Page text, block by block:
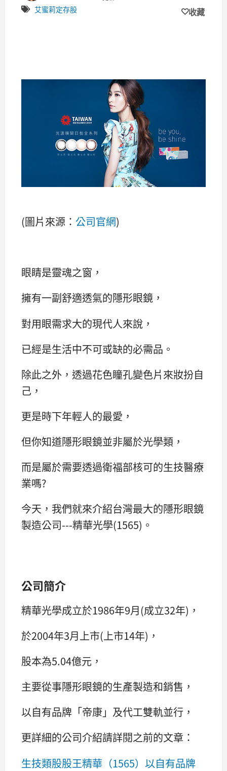
艾蜜莉定存股 收藏
(圖片來源： 公司官網)
眼睛是靈魂之窗，
擁有一副舒適透氣的隱形眼鏡，
對用眼需求大的現代人來說，
已經是生活中不可或缺的必需品。
除此之外，透過花色瞳孔變色片來妝扮自
己，
更是時下年輕人的最愛，
但你知道隱形眼鏡並非屬於光學類，
而是屬於需要透過衛福部核可的生技醫療
業嗎?
今天，我們就來介紹台灣最大的隱形眼鏡
製造公司---精華光學(1565)。
公司簡介
精華光學成立於1986年9月(成立32年)，
於2004年3月上市(上市14年)，
股本為5.04億元，
主要從事隱形眼鏡的生產製造和銷售，
以自有品牌「帝康」及代工雙軌並行，
更詳細的公司介紹請詳閱之前的文章：
生技類股股王精華（1565）以自有品牌